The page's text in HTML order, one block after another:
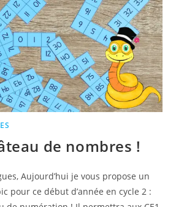
de nombres !
Aujourd’hui je vous propose un
pour ce début d’année en cycle 2 :